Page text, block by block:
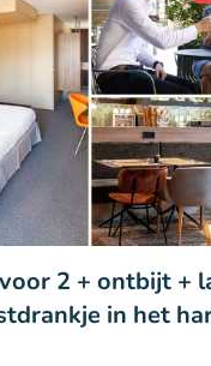
2 + ontbijt +
in het